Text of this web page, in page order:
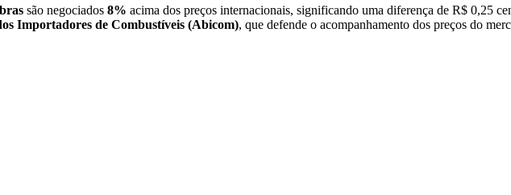
são negociados 8% acima dos preços internacionais, significando uma diferença de R$ 0,25
Importadores de Combustíveis (Abicom), que defende o acompanhamento dos preços do